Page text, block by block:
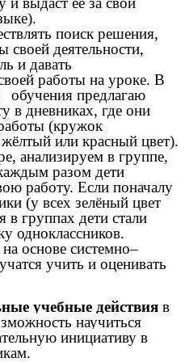
поиск решения,
своей деятельности,
и давать
работы на уроке. В
обучения предлагаю
в дневниках, где они
(кружок
или красный цвет).
анализируем в группе,
разом дети
работу. Если поначалу
(у всех зелёный цвет
в группах дети стали
одноклассников.
основе системно–
учить и оценивать
учебные действия в
научиться
инициативу в